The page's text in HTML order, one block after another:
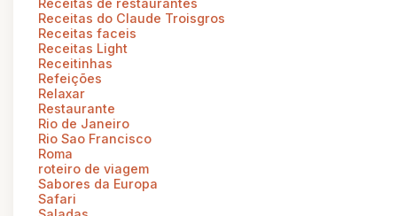
Receitas do Claude Troisgros
Receitas faceis
Receitas Light
Receitinhas
Refeições
Relaxar
Restaurante
Rio de Janeiro
Rio Sao Francisco
Roma
roteiro de viagem
Sabores da Europa
Safari